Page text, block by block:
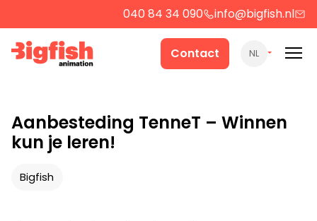
040 84 34 090 info@bigfish.nl
Contact NL
Werk
Producten
Aanbesteding TenneT – Winnen
kun je leren!
Bigfish